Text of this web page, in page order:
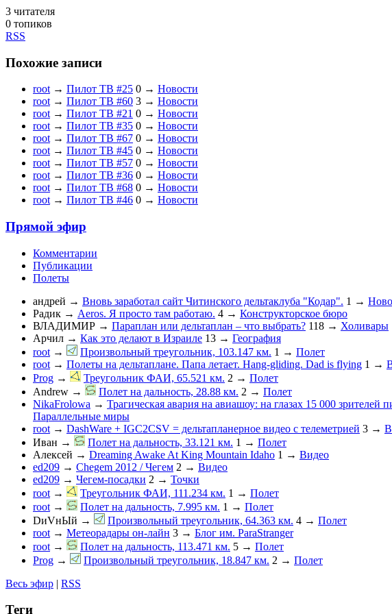
3 читателя
0 топиков
RSS
Похожие записи
root → Пилот ТВ #25 0 → Новости
root → Пилот ТВ #60 3 → Новости
root → Пилот ТВ #21 0 → Новости
root → Пилот ТВ #35 0 → Новости
root → Пилот ТВ #67 0 → Новости
root → Пилот ТВ #45 0 → Новости
root → Пилот ТВ #57 0 → Новости
root → Пилот ТВ #36 0 → Новости
root → Пилот ТВ #68 0 → Новости
root → Пилот ТВ #46 0 → Новости
Прямой эфир
Комментарии
Публикации
Полеты
андрей → Вновь заработал сайт Читинского дельтаклуба "Кодар". 1 →
Радик → Aeros. Я просто там работаю. 4 → Конструкторское бюро
ВЛАДИМИР → Параплан или дельтаплан – что выбрать? 118 → Холивары
Арчил → Как это делают в Израиле 13 → География
root → Произвольный треугольник, 103.147 км. 1 → Полет
root → Полеты на дельтаплане. Папа летает. Hang-gliding. Dad is flying 1 →
Prog → Треугольник ФАИ, 65.521 км. 2 → Полет
Andrew → Полет на дальность, 28.88 км. 2 → Полет
NikaFrolowa → Трагическая авария на авиашоу: на глазах 15 000
Параллельные миры
root → DashWare + IGC2CSV = дельтапланерное видео с телеметрией 3 →
Иван → Полет на дальность, 33.121 км. 1 → Полет
Алексей → Dreaming Awake At King Mountain Idaho 1 → Видео
ed209 → Chegem 2012 / Чегем 2 → Видео
ed209 → Чегем-посадки 2 → Точки
root → Треугольник ФАИ, 111.234 км. 1 → Полет
root → Полет на дальность, 7.995 км. 1 → Полет
DиVнЫй → Произвольный треугольник, 64.363 км. 4 → Полет
root → Метеорадары он-лайн 3 → Блог им. ParaStranger
root → Полет на дальность, 113.471 км. 5 → Полет
Prog → Произвольный треугольник, 18.847 км. 2 → Полет
Весь эфир | RSS
Теги